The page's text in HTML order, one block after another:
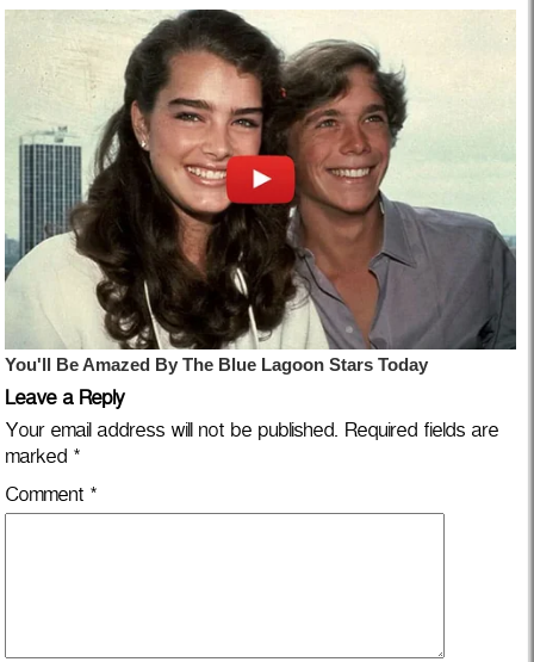
Leave a Reply
Your email address will not be published. Required fields are
marked *
Comment *